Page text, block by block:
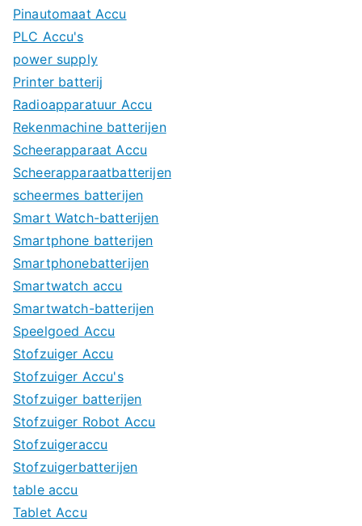
Pinautomaat Accu
PLC Accu's
power supply
Printer batterij
Radioapparatuur Accu
Rekenmachine batterijen
Scheerapparaat Accu
Scheerapparaatbatterijen
scheermes batterijen
Smart Watch-batterijen
Smartphone batterijen
Smartphonebatterijen
Smartwatch accu
Smartwatch-batterijen
Speelgoed Accu
Stofzuiger Accu
Stofzuiger Accu's
Stofzuiger batterijen
Stofzuiger Robot Accu
Stofzuigeraccu
Stofzuigerbatterijen
table accu
Tablet Accu